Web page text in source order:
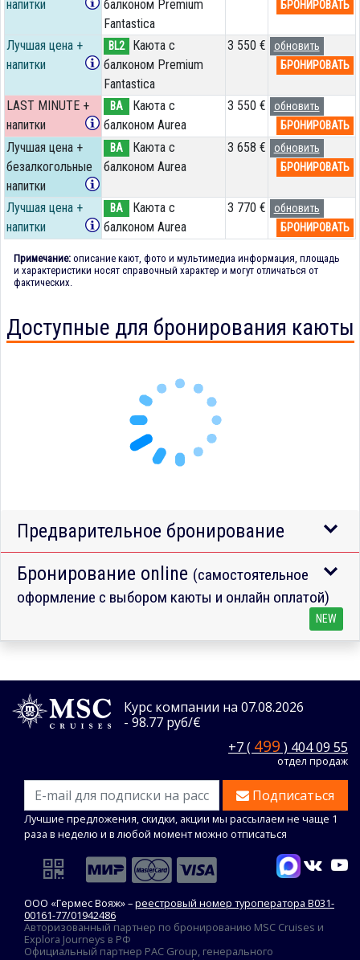
напитки
балконом Premium
Fantastica
БРОНИРОВАТЬ
Лучшая цена +
напитки
BL2
Каюта с
балконом Premium
Fantastica
3 550 €
обновить
БРОНИРОВАТЬ
LAST MINUTE +
напитки
BA
Каюта с
балконом Aurea
3 550 €
обновить
БРОНИРОВАТЬ
Лучшая цена +
безалкогольные
напитки
BA
Каюта с
балконом Aurea
3 658 €
обновить
БРОНИРОВАТЬ
Лучшая цена +
напитки
BA
Каюта с
балконом Aurea
3 770 €
обновить
БРОНИРОВАТЬ
Примечание: описание кают, фото и мультимедиа информация, площадь
и характеристики носят справочный характер и могут отличаться от
фактических.
Доступные для бронирования каюты
Предварительное бронирование
Бронирование online (самостоятельное
оформление с выбором каюты и онлайн оплатой)
NEW
Курс компании на 07.08.2026
- 98.77 руб/€
+7 ( 499 ) 404 09 55
отдел продаж
Подписаться
Лучшие предложения, скидки, акции мы рассылаем не чаще 1
раза в неделю и в любой момент можно отписаться
ООО «Гермес Вояж» –реестровый номер туроператора В031-
00161-77/01942486
Авторизованный партнер по бронированию MSC Cruises и
Explora Journeys в РФ
Официальный партнер PAC Group, генерального